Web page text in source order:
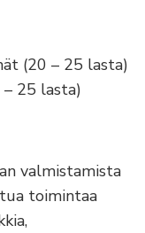
(20 – 25 lasta)
25 lasta)
valmistamista
toimintaa